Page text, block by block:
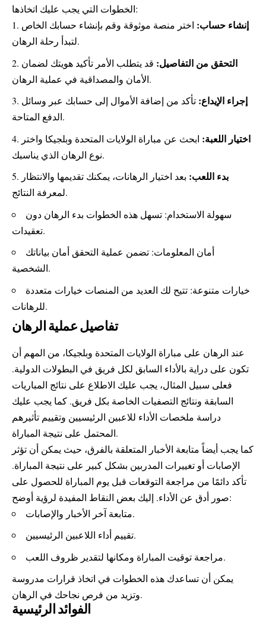
الخطوات التي يجب عليك اتخاذها:
إنشاء حساب: اختر منصة موثوقة وقم بإنشاء حسابك الخاص
لتبدأ رحلة الرهان.
التحقق من التفاصيل: قد يتطلب الأمر تأكيد هويتك لضمان
الأمان والمصداقية في عملية الرهان.
إجراء الإيداع: تأكد من إضافة الأموال إلى حسابك عبر وسائل
الدفع المتاحة.
اختيار اللعبة: ابحث عن مباراة الولايات المتحدة وبلجيكا واختر
نوع الرهان الذي يناسبك.
بدء اللعب: بعد اختيار الرهانات، يمكنك تقديمها والانتظار
لمعرفة النتائج.
سهولة الاستخدام: تسهل هذه الخطوات بدء الرهان دون
تعقيدات.
أمان المعلومات: تضمن عملية التحقق أمان بياناتك
الشخصية.
خيارات متنوعة: تتيح لك العديد من المنصات خيارات متعددة
للرهانات.
تفاصيل عملية الرهان
عند الرهان على مباراة الولايات المتحدة وبلجيكا، من المهم أن
تكون على دراية بالأداء السابق لكل فريق في البطولات الدولية.
فعلى سبيل المثال، يجب عليك الاطلاع على نتائج المباريات
السابقة ونتائج التصفيات الخاصة بكل فريق. كما يجب عليك
دراسة ملخصات الأداء للاعبين الرئيسيين وتقييم تأثيرهم
المحتمل على نتيجة المباراة.
كما يجب أيضاً متابعة الأخبار المتعلقة بالفرق، حيث يمكن أن تؤثر
الإصابات أو تغييرات المدربين بشكل كبير على نتيجة المباراة.
تأكد دائمًا من مراجعة التوقعات قبل يوم المباراة للحصول على
صور أدق عن الأداء. إليك بعض النقاط المفيدة لرؤية أوضح:
متابعة آخر الأخبار والإصابات.
تقييم أداء اللاعبين الرئيسيين.
مراجعة توقيت المباراة ومكانها لتقدير ظروف اللعب.
يمكن أن تساعدك هذه الخطوات في اتخاذ قرارات مدروسة
وتزيد من فرص نجاحك في الرهان.
الفوائد الرئيسية